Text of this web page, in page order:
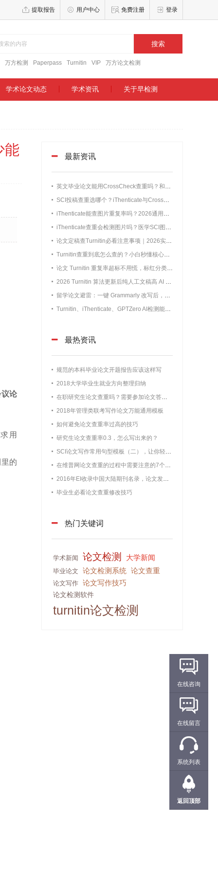
提取报告 用户中心 免费注册 登录
搜索
万方检测 Paperpass Turnitin VIP 万方论文检测
学术论文动态 学术资讯 关于早检测
能
论
用
的
最新资讯
英文毕业论文能用CrossCheck查重吗？和Turnitin、知网区别实测
SCI投稿查重选哪个？iThenticate与CrossCheck原理、误差、用途全面对比
iThenticate能查图片重复率吗？2026通用实测教程｜SCI/EI投稿避坑详解
iThenticate查重会检测图片吗？医学SCI图表重复真实审核规则
论文定稿查Turnitin必看注意事项｜2026实测避坑：防入库、防误判、防越查越高
Turnitin查重到底怎么查的？小白秒懂核心原理，告别无效降重
论文 Turnitin 重复率超标不用慌，标红分类拆解 + 真实降重数据教程
2026 Turnitin 算法更新后纯人工文稿高 AI 率拆解，留学论文避误判干货
留学论文避雷：一键 Grammarly 改写后，Turnitin AI 判定概率暴涨真相
Turnitin、iThenticate、GPTZero AI检测能力全面对比，留学论文投稿到底该选哪个？
最热资讯
规范的本科毕业论文开题报告应该这样写
2018大学毕业生就业方向整理归纳
在职研究生论文查重吗？需要参加论文答辩吗？
2018年管理类联考写作论文万能通用模板
如何避免论文查重率过高的技巧
研究生论文查重率0.3，怎么写出来的？
SCI论文写作常用句型模板（二），让你轻松过查重
在维普网论文查重的过程中需要注意的7个问题【最新版维普论文】
2016年EI收录中国大陆期刊名录，论文发表必备
毕业生必看论文查重修改技巧
热门关键词
学术新闻 论文检测 大学新闻
毕业论文 论文检测系统 论文查重
论文写作 论文写作技巧
论文检测软件
turnitin论文检测
在线咨询
在线留言
系统列表
返回顶部